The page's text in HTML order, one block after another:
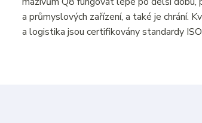
a průmyslových zařízení, a také je chrání.
a logistika jsou certifikovány standardy